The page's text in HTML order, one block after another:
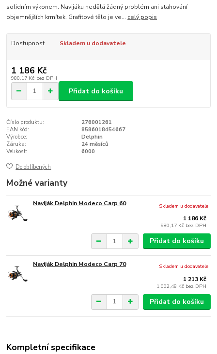
solidním výkonem. Navijáku nedělá žádný problém ani stahování
objemnějších krmítek. Grafitové tělo je ve... celý popis
Dostupnost Skladem u dodavatele
1 186 Kč
980,17 Kč bez DPH
Přidat do košíku
Číslo produktu:
276001261
EAN kód:
8586018454667
Výrobce:
Delphin
Záruka:
24 měsíců
Velikost:
6000
Do oblíbených
Možné varianty
Naviják Delphin Modeco Carp 60
1 186 Kč
980,17 Kč bez DPH
Skladem u dodavatele
Přidat do košíku
Naviják Delphin Modeco Carp 70
1 213 Kč
1 002,48 Kč bez DPH
Skladem u dodavatele
Přidat do košíku
Kompletní specifikace